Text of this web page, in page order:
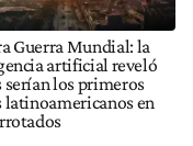
Guerra Mundial: la
artificial reveló
serían los primeros
latinoamericanos en